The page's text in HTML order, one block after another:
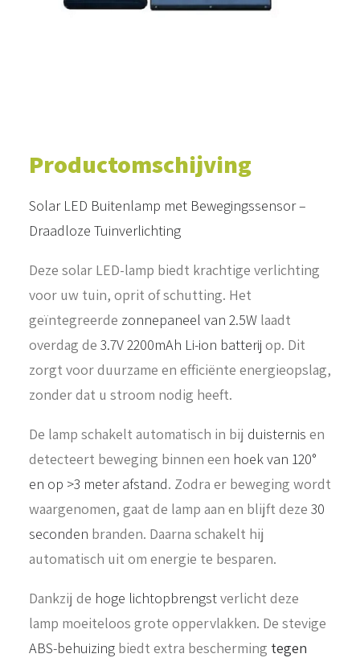
Productomschijving
Solar LED Buitenlamp met Bewegingssensor –
Draadloze Tuinverlichting
Deze solar LED-lamp biedt krachtige verlichting
voor uw tuin, oprit of schutting. Het
geïntegreerde zonnepaneel van 2.5W laadt
overdag de 3.7V 2200mAh Li-ion batterij op. Dit
zorgt voor duurzame en efficiënte energieopslag,
zonder dat u stroom nodig heeft.
De lamp schakelt automatisch in bij duisternis en
detecteert beweging binnen een hoek van 120°
en op >3 meter afstand. Zodra er beweging wordt
waargenomen, gaat de lamp aan en blijft deze 30
seconden branden. Daarna schakelt hij
automatisch uit om energie te besparen.
Dankzij de hoge lichtopbrengstverlicht deze
lamp moeiteloos grote oppervlakken. De stevige
ABS-behuizing biedt extra bescherming tegen